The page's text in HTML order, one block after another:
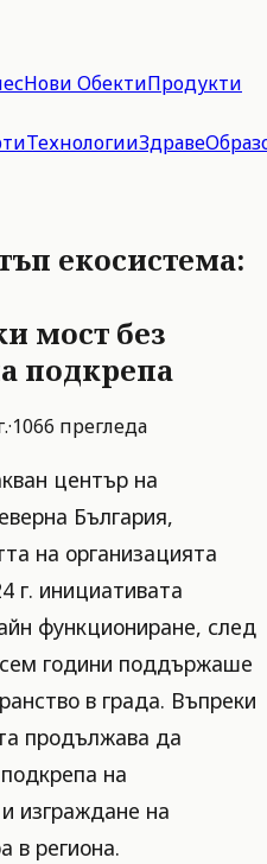
Нови ОбектиПродукти
ТехнологииЗдраве
екосистема:
мост без
подкрепа
·1066 прегледа
център на
България,
на организацията
г. инициативата
функциониране, след
години поддържаше
в града. Въпреки
продължава да
на
изграждане на
в региона.